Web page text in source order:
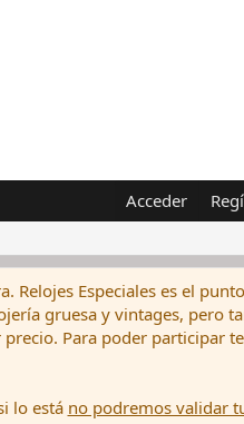
Acceder
Relojes Especiales es el
gruesa y vintages, pero
Para poder participar
lo está no podremos validar